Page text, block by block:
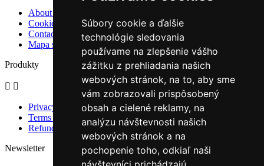
Súbory cookie a ďalšie
technológie sledovania
používame na zlepšenie vášho
zážitku z prehliadania našich
webových stránok, na to, aby sme
vám zobrazovali prispôsobený
obsah a cielené reklamy, na
analýzu návštevnosti našich
webových stránok a na
pochopenie toho, odkiaľ naši
About us
Cookies
Contact us
Mapa stránky
Produkty
 
Privacy policy
Terms and conditions
Refund policy
Newsletter